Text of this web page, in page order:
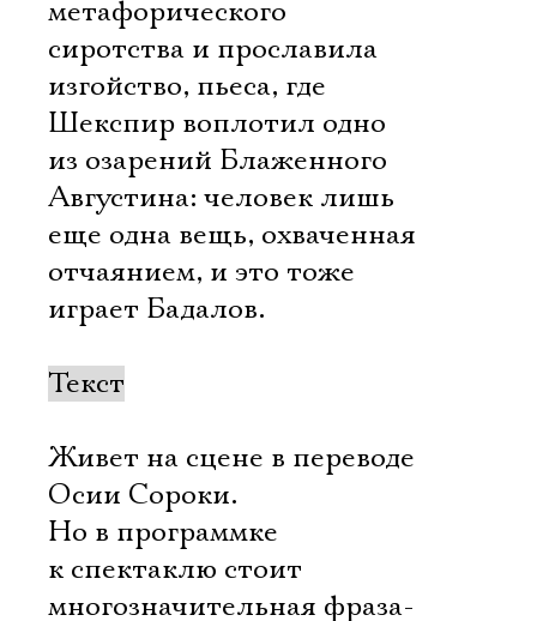
метафорического
сиротства и прославила
изгойство, пьеса, где
Шекспир воплотил одно
из озарений Блаженного
Августина: человек лишь
еще одна вещь, охваченная
отчаянием, и это тоже
играет Бадалов.
Текст
Живет на сцене в переводе
Осии Сороки.
Но в программке
к спектаклю стоит
многозначительная фраза-